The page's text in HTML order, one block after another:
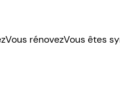
Vous rénovezVous êtes